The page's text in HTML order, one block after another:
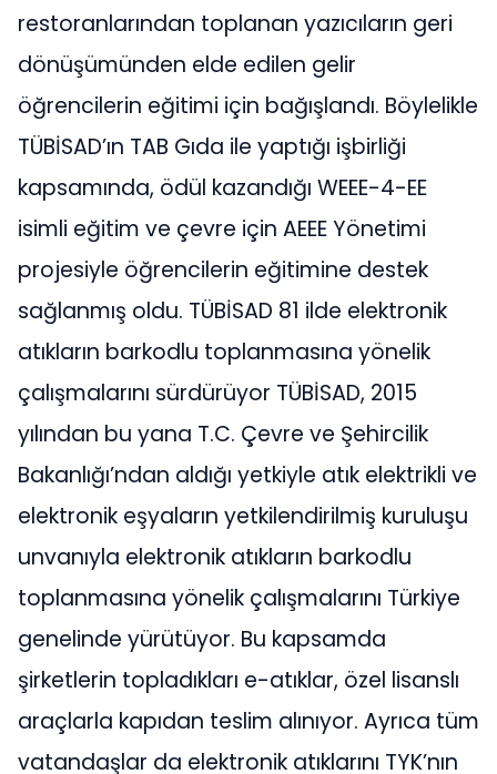
restoranlarından toplanan yazıcıların geri
dönüşümünden elde edilen gelir
öğrencilerin eğitimi için bağışlandı. Böylelikle
TÜBİSAD’ın TAB Gıda ile yaptığı işbirliği
kapsamında, ödül kazandığı WEEE-4-EE
isimli eğitim ve çevre için AEEE Yönetimi
projesiyle öğrencilerin eğitimine destek
sağlanmış oldu. TÜBİSAD 81 ilde elektronik
atıkların barkodlu toplanmasına yönelik
çalışmalarını sürdürüyor TÜBİSAD, 2015
yılından bu yana T.C. Çevre ve Şehircilik
Bakanlığı’ndan aldığı yetkiyle atık elektrikli ve
elektronik eşyaların yetkilendirilmiş kuruluşu
unvanıyla elektronik atıkların barkodlu
toplanmasına yönelik çalışmalarını Türkiye
genelinde yürütüyor. Bu kapsamda
şirketlerin topladıkları e-atıklar, özel lisanslı
araçlarla kapıdan teslim alınıyor. Ayrıca tüm
vatandaşlar da elektronik atıklarını TYK’nın